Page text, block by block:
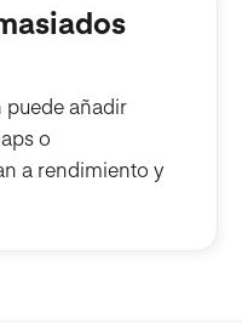
puede añadir
o
a rendimiento y